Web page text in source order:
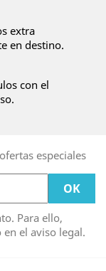
extra
en destino.
con el
especiales
Para ello,
el aviso legal.